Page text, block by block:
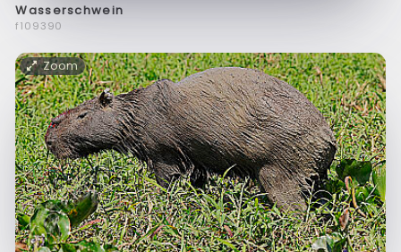
Wasserschwein
f109390
Zoom